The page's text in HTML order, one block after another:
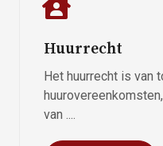
Huurrecht
Het huurrecht is van
van ....